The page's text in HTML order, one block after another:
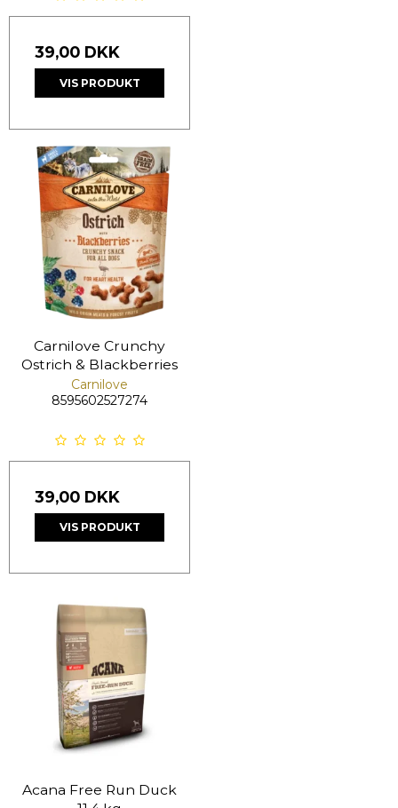
39,00 DKK
VIS PRODUKT
Carnilove Crunchy
Ostrich & Blackberries
Carnilove
8595602527274
39,00 DKK
VIS PRODUKT
Acana Free Run Duck